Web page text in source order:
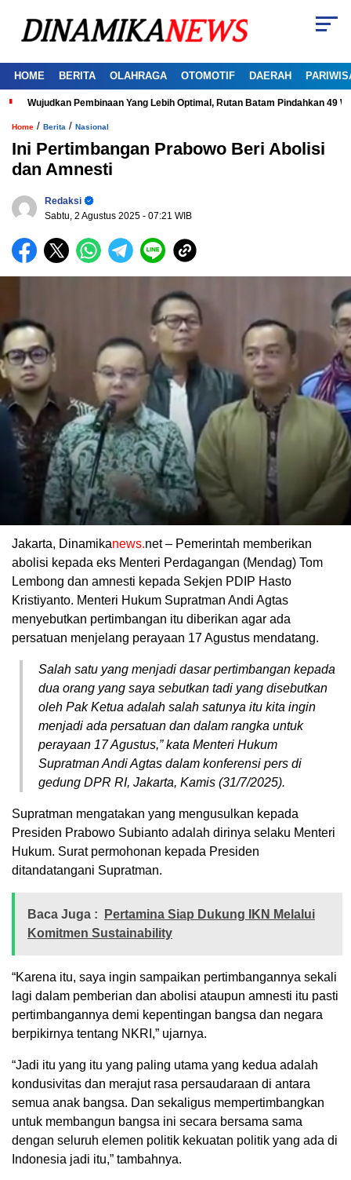
HOME BERITA OLAHRAGA OTOMOTIF DAERAH
Wujudkan Pembinaan Yang Lebih Optimal, Rutan Batam Pindahkan 49
Home / Berita / Nasional
Ini Pertimbangan Prabowo Beri Abolisi
dan Amnesti
Redaksi
Sabtu, 2 Agustus 2025 - 07:21 WIB
Jakarta, Dinamikanews.net – Pemerintah memberikan
abolisi kepada eks Menteri Perdagangan (Mendag) Tom
Lembong dan amnesti kepada Sekjen PDIP Hasto
Kristiyanto. Menteri Hukum Supratman Andi Agtas
menyebutkan pertimbangan itu diberikan agar ada
persatuan menjelang perayaan 17 Agustus mendatang.
Salah satu yang menjadi dasar pertimbangan kepada
dua orang yang saya sebutkan tadi yang disebutkan
oleh Pak Ketua adalah salah satunya itu kita ingin
menjadi ada persatuan dan dalam rangka untuk
perayaan 17 Agustus,” kata Menteri Hukum
Supratman Andi Agtas dalam konferensi pers di
gedung DPR RI, Jakarta, Kamis (31/7/2025).
Supratman mengatakan yang mengusulkan kepada
Presiden Prabowo Subianto adalah dirinya selaku Menteri
Hukum. Surat permohonan kepada Presiden
ditandatangani Supratman.
Baca Juga :
Pertamina Siap Dukung IKN Melalui
Komitmen Sustainability
“Karena itu, saya ingin sampaikan pertimbangannya sekali
lagi dalam pemberian dan abolisi ataupun amnesti itu pasti
pertimbangannya demi kepentingan bangsa dan negara
berpikirnya tentang NKRI,” ujarnya.
“Jadi itu yang itu yang paling utama yang kedua adalah
kondusivitas dan merajut rasa persaudaraan di antara
semua anak bangsa. Dan sekaligus mempertimbangkan
untuk membangun bangsa ini secara bersama sama
dengan seluruh elemen politik kekuatan politik yang ada di
Indonesia jadi itu,” tambahnya.